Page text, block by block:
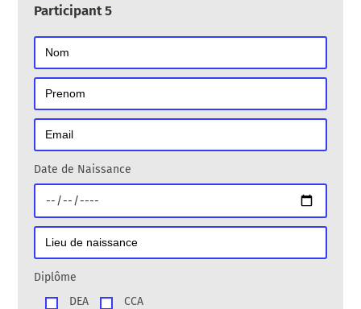
Participant 5
Date de Naissance
Diplôme
DEA
CCA